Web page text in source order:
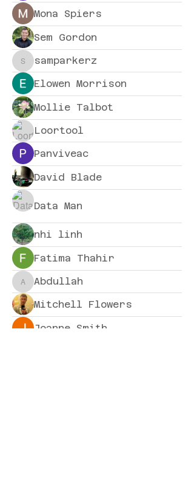
Mona Spiers
Sem Gordon
samparkerz
samparkerz
Elowen Morrison
Mollie Talbot
Loortool
Panviveac
David Blade
Data Man
nhi linh
Fatima Thahir
Abdullah
Abdullah
Mitchell Flowers
Joanne Smith